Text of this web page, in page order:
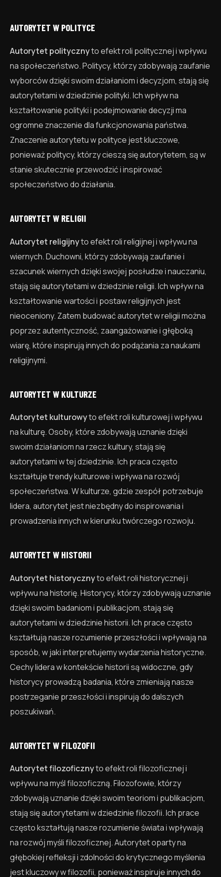
AUTORYTET W POLITYCE
Autorytet politycznyto efekt roli politycznej i wpływu
na społeczeństwo. Politycy, którzy zdobywają zaufanie
wyborców dzięki swoim działaniom i decyzjom, stają się
autorytetami w dziedzinie polityki. Ich wpływ na
kształtowanie polityki i podejmowanie decyzji ma
ogromne znaczenie dla funkcjonowania państwa.
Znaczenie autorytetu w polityce jest kluczowe,
ponieważ politycy, którzy cieszą się autorytetem, są w
stanie skutecznie przewodzić i inspirować
społeczeństwo do działania.
AUTORYTET W RELIGII
Autorytet religijnyto efekt roli religijnej i wpływu na
wiernych. Duchowni, którzy zdobywają zaufanie i
szacunek wiernych dzięki swojej posłudze i nauczaniu,
stają się autorytetami w dziedzinie religii. Ich wpływ na
kształtowanie wartości i postaw religijnych jest
nieoceniony. Zatem budować autorytet w religii można
poprzez autentyczność, zaangażowanie i głęboką
wiarę, które inspirują innych do podążania za naukami
religijnymi.
AUTORYTET W KULTURZE
Autorytet kulturowyto efekt roli kulturowej i wpływu
na kulturę. Osoby, które zdobywają uznanie dzięki
swoim działaniom na rzecz kultury, stają się
autorytetami w tej dziedzinie. Ich praca często
kształtuje trendy kulturowe i wpływa na rozwój
społeczeństwa. W kulturze, gdzie zespół potrzebuje
lidera, autorytet jest niezbędny do inspirowania i
prowadzenia innych w kierunku twórczego rozwoju.
AUTORYTET W HISTORII
Autorytet historycznyto efekt roli historycznej i
wpływu na historię. Historycy, którzy zdobywają uznanie
dzięki swoim badaniom i publikacjom, stają się
autorytetami w dziedzinie historii. Ich prace często
kształtują nasze rozumienie przeszłości i wpływają na
sposób, w jaki interpretujemy wydarzenia historyczne.
Cechy lidera w kontekście historii są widoczne, gdy
historycy prowadzą badania, które zmieniają nasze
postrzeganie przeszłości i inspirują do dalszych
poszukiwań.
AUTORYTET W FILOZOFII
Autorytet filozoficznyto efekt roli filozoficznej i
wpływu na myśl filozoficzną. Filozofowie, którzy
zdobywają uznanie dzięki swoim teoriom i publikacjom,
stają się autorytetami w dziedzinie filozofii. Ich prace
często kształtują nasze rozumienie świata i wpływają
na rozwój myśli filozoficznej. Autorytet oparty na
głębokiej refleksji i zdolności do krytycznego myślenia
jest kluczowy w filozofii, ponieważ inspiruje innych do